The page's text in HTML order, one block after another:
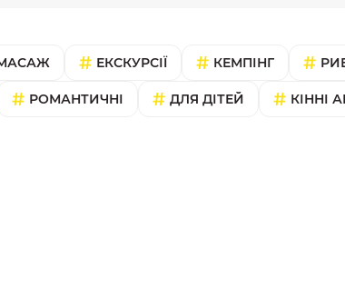
ЕКСКУРСІЇ КЕМПІНГ
РОМАНТИЧНІ ДЛЯ ДІТЕЙ КІННІ